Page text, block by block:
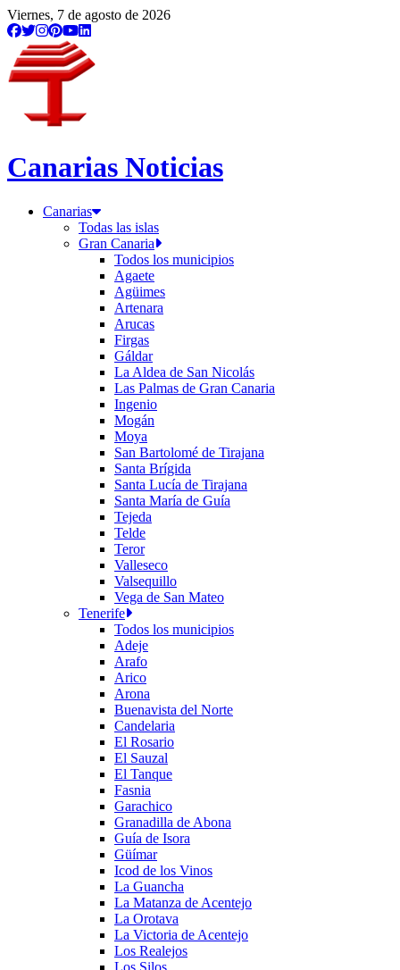
Viernes, 7 de agosto de 2026
Canarias Noticias
Canarias
Todas las islas
Gran Canaria
Todos los municipios
Agaete
Agüimes
Artenara
Arucas
Firgas
Gáldar
La Aldea de San Nicolás
Las Palmas de Gran Canaria
Ingenio
Mogán
Moya
San Bartolomé de Tirajana
Santa Brígida
Santa Lucía de Tirajana
Santa María de Guía
Tejeda
Telde
Teror
Valleseco
Valsequillo
Vega de San Mateo
Tenerife
Todos los municipios
Adeje
Arafo
Arico
Arona
Buenavista del Norte
Candelaria
El Rosario
El Sauzal
El Tanque
Fasnia
Garachico
Granadilla de Abona
Guía de Isora
Güímar
Icod de los Vinos
La Guancha
La Matanza de Acentejo
La Orotava
La Victoria de Acentejo
Los Realejos
Los Silos